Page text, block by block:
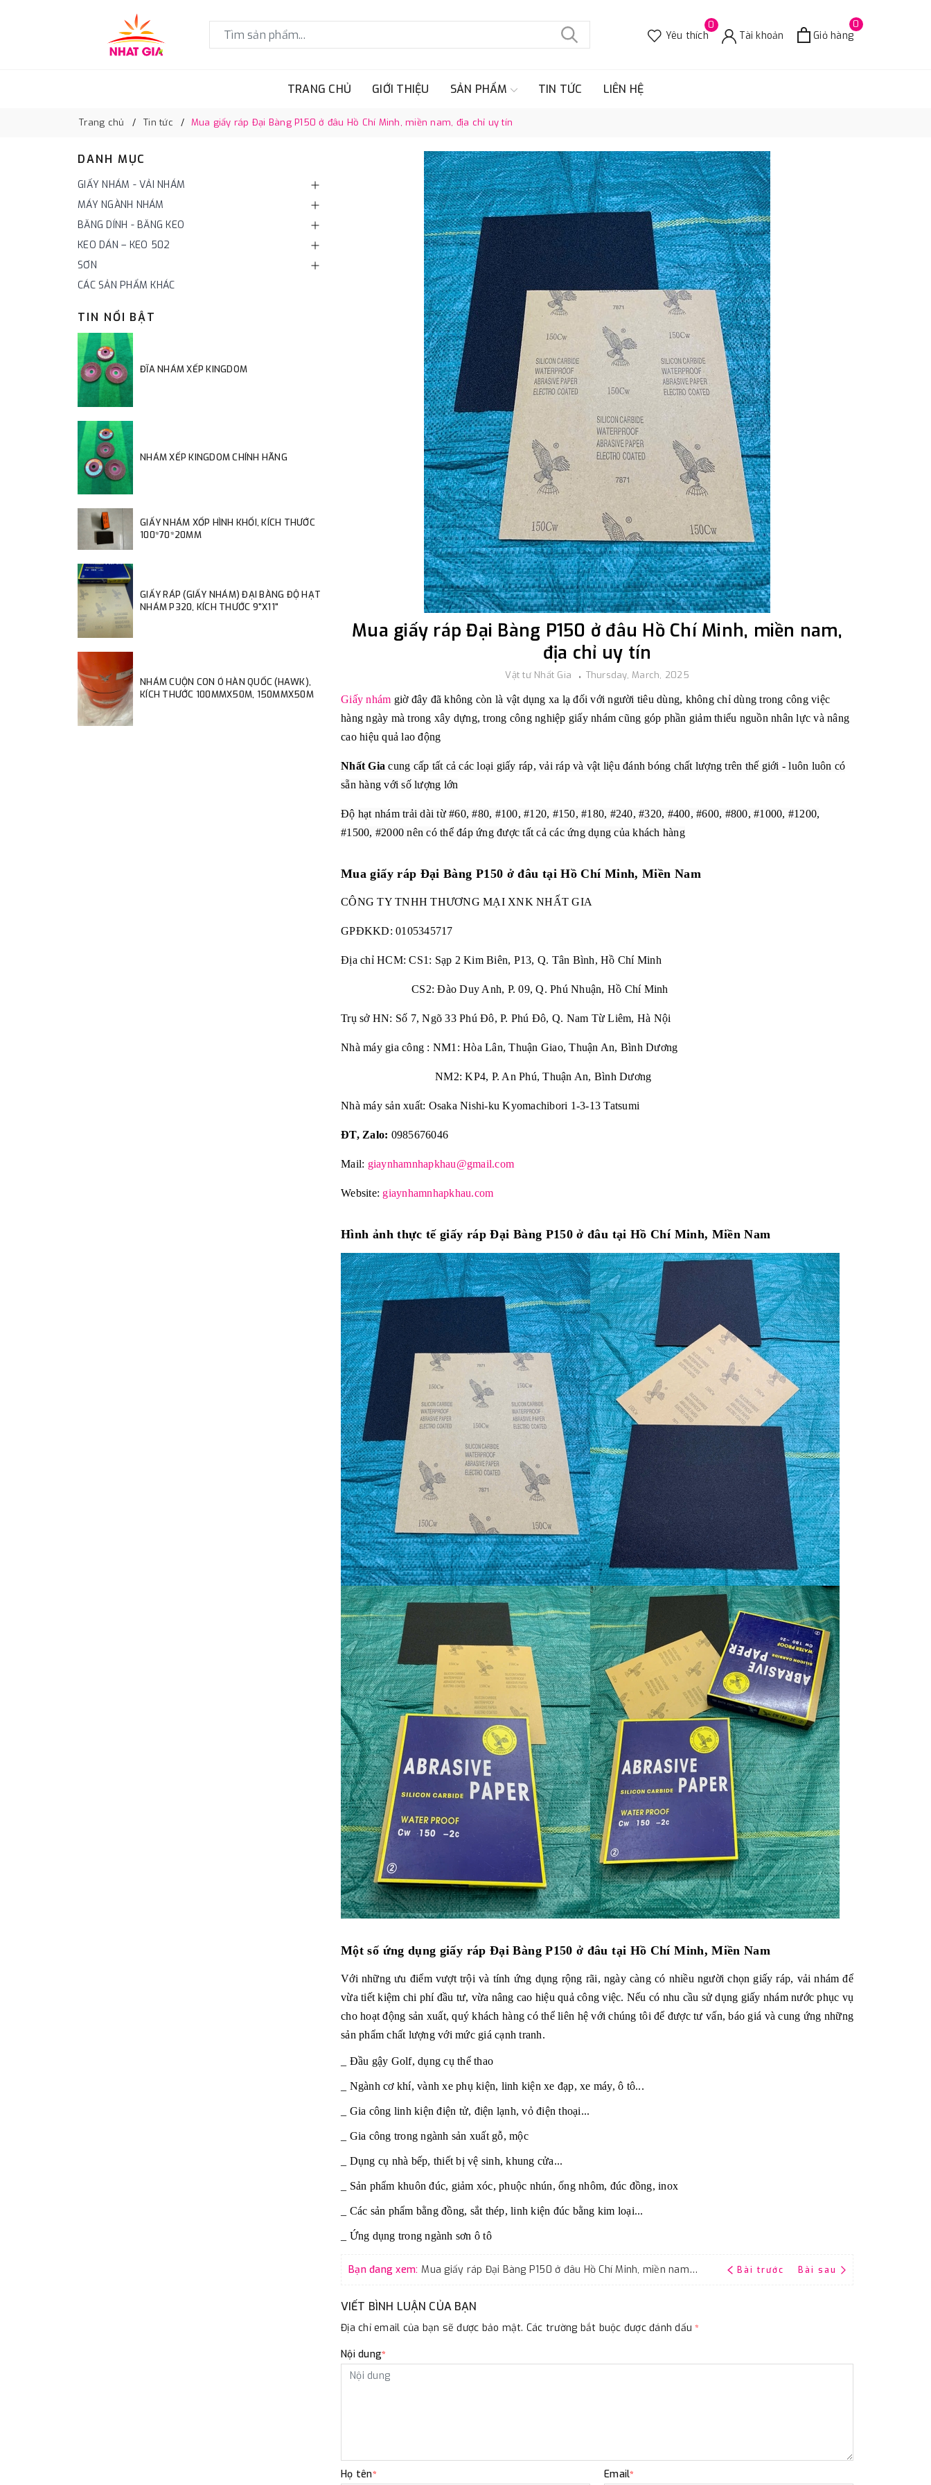
0
Yêu thích Tài khoản
0
Giỏ hàng
TRANG CHỦ GIỚI THIỆU SẢN PHẨM TIN TỨC LIÊN HỆ
Trang chủ Tin tức Mua giấy ráp Đại Bàng P150 ở đâu Hồ Chí Minh, miền nam, địa chỉ uy tín
DANH MỤC
GIẤY NHÁM - VẢI NHÁM
MÁY NGÀNH NHÁM
BĂNG DÍNH - BĂNG KEO
KEO DÁN – KEO 502
SƠN
CÁC SẢN PHẨM KHÁC
TIN NỔI BẬT
ĐĨA NHÁM XẾP KINGDOM
NHÁM XẾP KINGDOM CHÍNH HÃNG
GIẤY NHÁM XỐP HÌNH KHỐI, KÍCH THƯỚC
100*70*20MM
GIẤY RÁP (GIẤY NHÁM) ĐẠI BÀNG ĐỘ HẠT
NHÁM P320, KÍCH THƯỚC 9"X11"
NHÁM CUỘN CON Ó HÀN QUỐC (HAWK),
KÍCH THƯỚC 100MMX50M, 150MMX50M
Mua giấy ráp Đại Bàng P150 ở đâu Hồ Chí Minh, miền nam,
địa chỉ uy tín
Vật tư Nhất Gia Thursday, March, 2025
Giấy nhám giờ đây đã không còn là vật dụng xa lạ đối với người tiêu dùng, không chỉ dùng trong công việc
hàng ngày mà trong xây dựng, trong công nghiệp giấy nhám cũng góp phần giảm thiểu nguồn nhân lực và nâng
cao hiệu quả lao động
Nhất Gia cung cấp tất cả các loại giấy ráp, vải ráp và vật liệu đánh bóng chất lượng trên thế giới - luôn luôn có
sẵn hàng với số lượng lớn
Độ hạt nhám trải dài từ #60, #80, #100, #120, #150, #180, #240, #320, #400, #600, #800, #1000, #1200,
#1500, #2000 nên có thể đáp ứng được tất cả các ứng dụng của khách hàng
Mua giấy ráp Đại Bàng P150 ở đâu tại Hồ Chí Minh, Miền Nam
CÔNG TY TNHH THƯƠNG MẠI XNK NHẤT GIA
GPĐKKD: 0105345717
Địa chỉ HCM: CS1: Sạp 2 Kim Biên, P13, Q. Tân Bình, Hồ Chí Minh
CS2: Đào Duy Anh, P. 09, Q. Phú Nhuận, Hồ Chí Minh
Trụ sở HN: Số 7, Ngõ 33 Phú Đô, P. Phú Đô, Q. Nam Từ Liêm, Hà Nội
Nhà máy gia công : NM1: Hòa Lân, Thuận Giao, Thuận An, Bình Dương
NM2: KP4, P. An Phú, Thuận An, Bình Dương
Nhà máy sản xuất: Osaka Nishi-ku Kyomachibori 1-3-13 Tatsumi
ĐT, Zalo: 0985676046
Mail: giaynhamnhapkhau@gmail.com
Website: giaynhamnhapkhau.com
Hình ảnh thực tếgiấy ráp Đại Bàng P150 ở đâu tại Hồ Chí Minh, Miền Nam
Một số ứng dụng giấy ráp Đại Bàng P150 ở đâu tại Hồ Chí Minh, Miền Nam
Với những ưu điểm vượt trội và tính ứng dụng rộng rãi, ngày càng có nhiều người chọn giấy ráp, vải nhám để
vừa tiết kiệm chi phí đầu tư, vừa nâng cao hiệu quả công việc. Nếu có nhu cầu sử dụng giấy nhám nước phục vụ
cho hoạt động sản xuất, quý khách hàng có thể liên hệ với chúng tôi để được tư vấn, báo giá và cung ứng những
sản phẩm chất lượng với mức giá cạnh tranh.
_ Đầu gậy Golf, dụng cụ thể thao
_ Ngành cơ khí, vành xe phụ kiện, linh kiện xe đạp, xe máy, ô tô...
_ Gia công linh kiện điện tử, điện lạnh, vỏ điện thoại...
_ Gia công trong ngành sản xuất gỗ, mộc
_ Dụng cụ nhà bếp, thiết bị vệ sinh, khung cửa...
_ Sản phẩm khuôn đúc, giảm xóc, phuộc nhún, ống nhôm, đúc đồng, inox
_ Các sản phẩm bằng đồng, sắt thép, linh kiện đúc bằng kim loại...
_ Ứng dụng trong ngành sơn ô tô
Bạn đang xem: Mua giấy ráp Đại Bàng P150 ở đâu Hồ Chí Minh, miền nam, địa chỉ uy tín Bài trước Bài sau
VIẾT BÌNH LUẬN CỦA BẠN
Địa chỉ email của bạn sẽ được bảo mật. Các trường bắt buộc được đánh dấu*
Nội dung*
Họ tên* Email*